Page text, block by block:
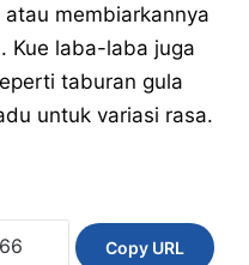
membiarkannya
Kue laba-laba juga
taburan gula
untuk variasi rasa.
Copy URL